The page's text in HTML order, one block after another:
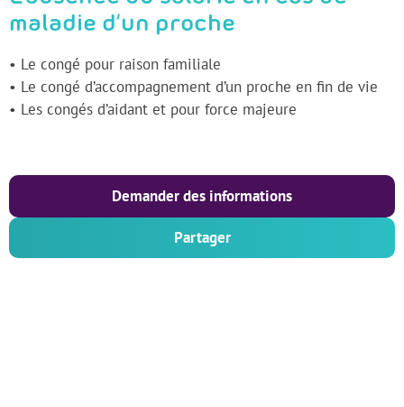
Demander des informations
Partager
maladie d’un proche
• Le congé pour raison familiale
• Le congé d’accompagnement d’un proche en fin de vie
• Les congés d’aidant et pour force majeure